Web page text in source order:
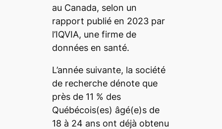
au Canada, selon un
rapport publié en 2023 par
l’IQVIA, une firme de
données en santé.
L’année suivante, la société
de recherche dénote que
près de 11 % des
Québécois(es) âgé(e)s de
18 à 24 ans ont déjà obtenu